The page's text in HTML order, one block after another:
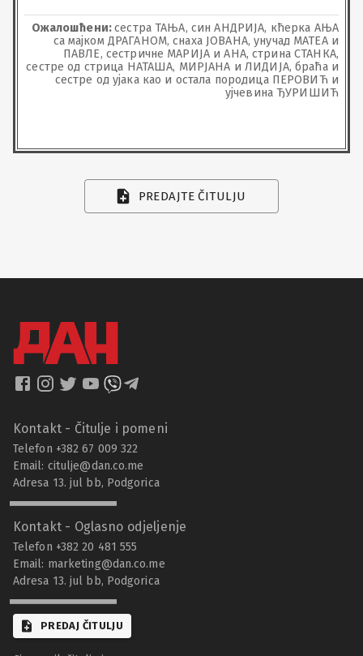
Ожалошћени:сестра ТАЊА, син АНДРИЈА, кћерка АЊА
са мајком ДРАГАНОМ, снаха ЈОВАНА, унучад МАТЕА и
ПАВЛЕ, сестричне МАРИЈА и АНА, стрина СТАНКА,
сестре од стрица НАТАША, МИРЈАНА и ЛИДИЈА, браћа и
сестре од ујака као и остала породица ПЕРОВИЋ и
ујчевина ЂУРИШИЋ
PREDAJTE ČITULJU
Kontakt - Čitulje i pomeni
Telefon +382 67 009 322
Email: citulje@dan.co.me
Adresa 13. jul bb, Podgorica
Kontakt - Oglasno odjeljenje
Telefon +382 20 481 555
Email: marketing@dan.co.me
Adresa 13. jul bb, Podgorica
PREDAJ ČITULJU